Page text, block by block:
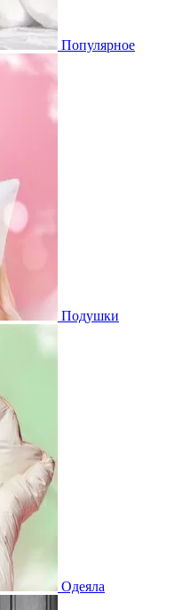
Популярное
Подушки
Одеяла